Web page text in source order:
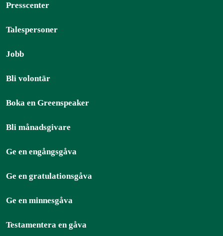
Presscenter
Talespersoner
Jobb
Bli volontär
Boka en Greenspeaker
Bli månadsgivare
Ge en engångsgåva
Ge en gratulationsgåva
Ge en minnesgåva
Testamentera en gåva